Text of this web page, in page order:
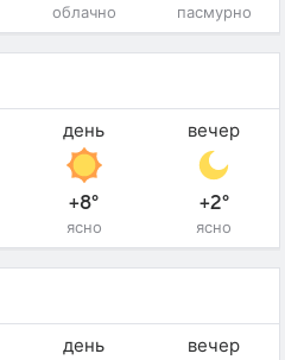
облачно пасмурно
день
+8°
ясно
вечер
+2°
ясно
день вечер